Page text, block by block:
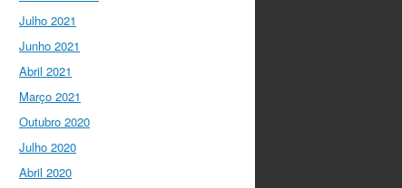
Ciência Viva
científica no futuro da
Europa em direto do
@CCVBraganca
Acompanhe li…
Julho 2021
Junho 2021
Abril 2021
Março 2021
Outubro 2020
Julho 2020
Abril 2020